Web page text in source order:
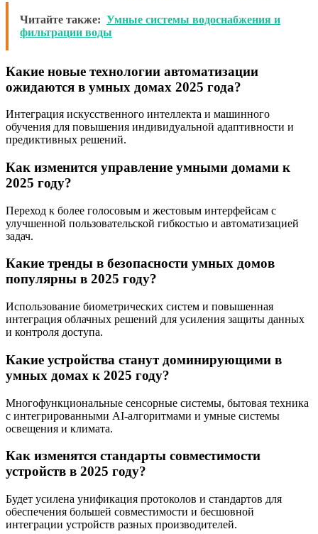
Читайте также: Умные системы водоснабжения и
фильтрации воды
Какие новые технологии автоматизации
ожидаются в умных домах 2025 года?
Интеграция искусственного интеллекта и машинного
обучения для повышения индивидуальной адаптивности и
предиктивных решений.
Как изменится управление умными домами к
2025 году?
Переход к более голосовым и жестовым интерфейсам с
улучшенной пользовательской гибкостью и автоматизацией
задач.
Какие тренды в безопасности умных домов
популярны в 2025 году?
Использование биометрических систем и повышенная
интеграция облачных решений для усиления защиты данных
и контроля доступа.
Какие устройства станут доминирующими в
умных домах к 2025 году?
Многофункциональные сенсорные системы, бытовая техника
с интегрированными AI-алгоритмами и умные системы
освещения и климата.
Как изменятся стандарты совместимости
устройств в 2025 году?
Будет усилена унификация протоколов и стандартов для
обеспечения большей совместимости и бесшовной
интеграции устройств разных производителей.